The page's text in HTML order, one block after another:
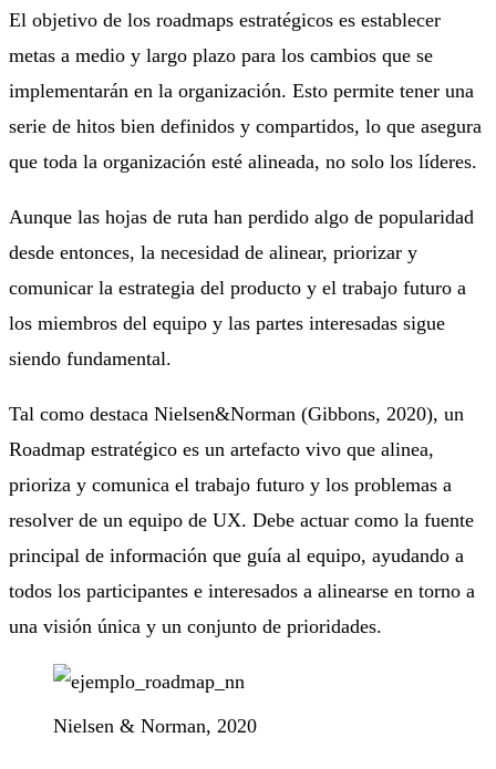
El objetivo de los roadmaps estratégicos es establecer
metas a medio y largo plazo para los cambios que se
implementarán en la organización. Esto permite tener una
serie de hitos bien definidos y compartidos, lo que asegura
que toda la organización esté alineada, no solo los líderes.
Aunque las hojas de ruta han perdido algo de popularidad
desde entonces, la necesidad de alinear, priorizar y
comunicar la estrategia del producto y el trabajo futuro a
los miembros del equipo y las partes interesadas sigue
siendo fundamental.
Tal como destaca Nielsen&Norman (Gibbons, 2020), un
Roadmap estratégico es un artefacto vivo que alinea,
prioriza y comunica el trabajo futuro y los problemas a
resolver de un equipo de UX. Debe actuar como la fuente
principal de información que guía al equipo, ayudando a
todos los participantes e interesados a alinearse en torno a
una visión única y un conjunto de prioridades.
Nielsen & Norman, 2020